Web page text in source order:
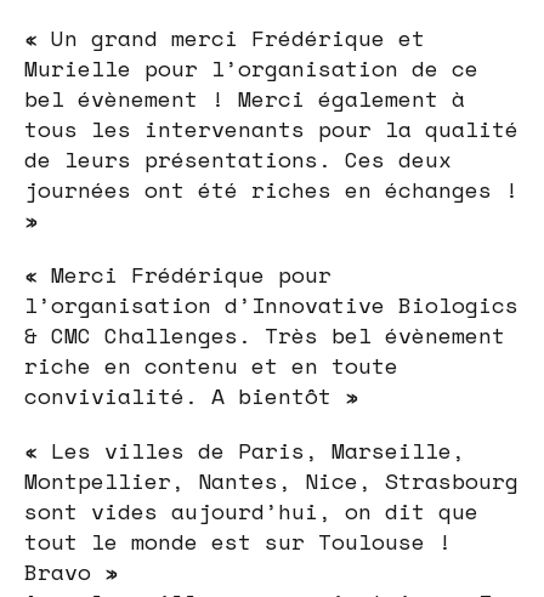
« Un grand merci Frédérique et
Murielle pour l’organisation de ce
bel évènement ! Merci également à
tous les intervenants pour la qualité
de leurs présentations. Ces deux
journées ont été riches en échanges !
»
« Merci Frédérique pour
l’organisation d’Innovative Biologics
& CMC Challenges. Très bel évènement
riche en contenu et en toute
convivialité. A bientôt »
« Les villes de Paris, Marseille,
Montpellier, Nantes, Nice, Strasbourg
sont vides aujourd’hui, on dit que
tout le monde est sur Toulouse !
Bravo »